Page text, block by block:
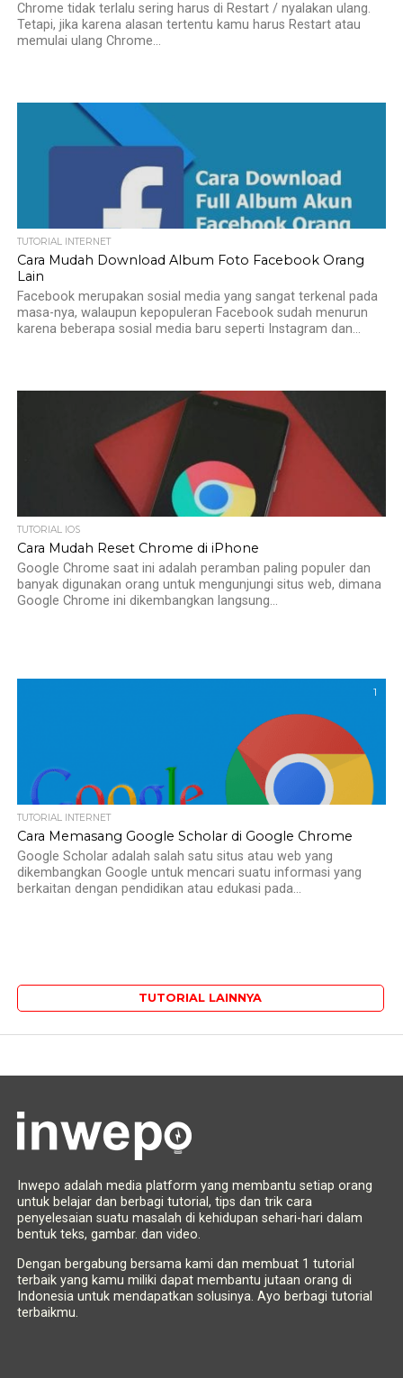
Chrome tidak terlalu sering harus di Restart / nyalakan ulang.
Tetapi, jika karena alasan tertentu kamu harus Restart atau
memulai ulang Chrome...
TUTORIAL INTERNET
Cara Mudah Download Album Foto Facebook Orang
Lain
Facebook merupakan sosial media yang sangat terkenal pada
masa-nya, walaupun kepopuleran Facebook sudah menurun
karena beberapa sosial media baru seperti Instagram dan...
TUTORIAL IOS
Cara Mudah Reset Chrome di iPhone
Google Chrome saat ini adalah peramban paling populer dan
banyak digunakan orang untuk mengunjungi situs web, dimana
Google Chrome ini dikembangkan langsung...
1
TUTORIAL INTERNET
Cara Memasang Google Scholar di Google Chrome
Google Scholar adalah salah satu situs atau web yang
dikembangkan Google untuk mencari suatu informasi yang
berkaitan dengan pendidikan atau edukasi pada...
TUTORIAL LAINNYA
Inwepo adalah media platform yang membantu setiap orang
untuk belajar dan berbagi tutorial, tips dan trik cara
penyelesaian suatu masalah di kehidupan sehari-hari dalam
bentuk teks, gambar. dan video.
Dengan bergabung bersama kami dan membuat 1 tutorial
terbaik yang kamu miliki dapat membantu jutaan orang di
Indonesia untuk mendapatkan solusinya. Ayo berbagi tutorial
terbaikmu.